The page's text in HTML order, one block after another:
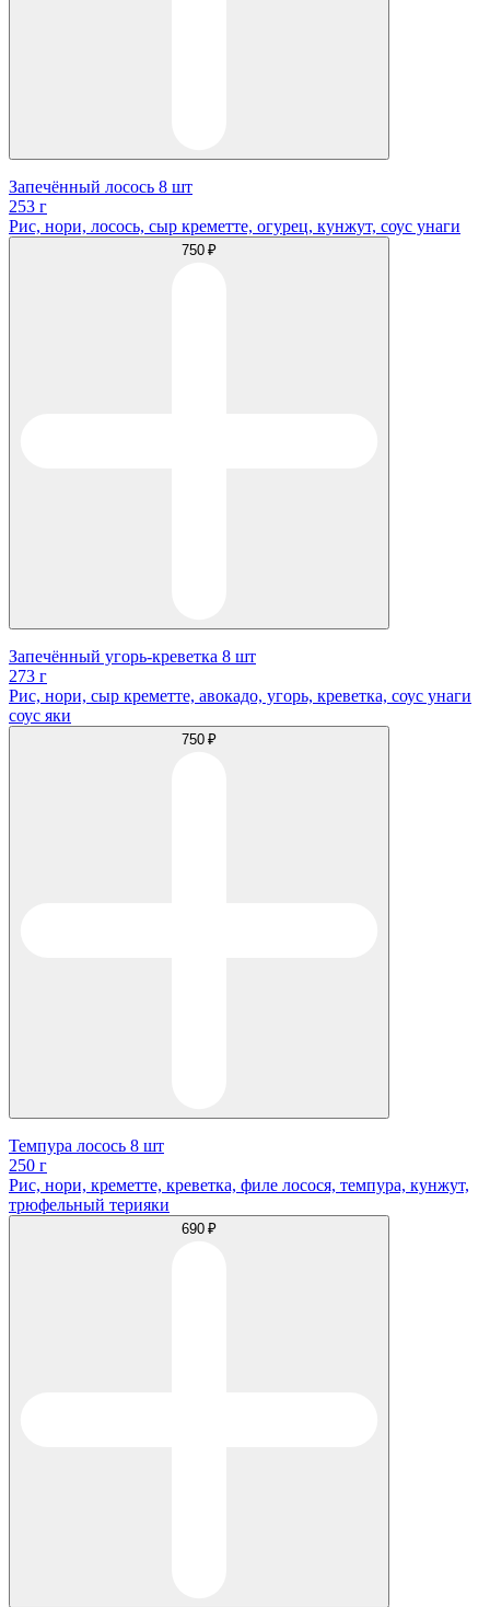
Запечённый лосось 8 шт
253 г
Рис, нори, лосось, сыр креметте, огурец, кунжут, соус унаги
750 ₽
Запечённый угорь-креветка 8 шт
273 г
Рис, нори, сыр креметте, авокадо, угорь, креветка, соус унаги
соус яки
750 ₽
Темпура лосось 8 шт
250 г
Рис, нори, креметте, креветка, филе лосося, темпура, кунжут,
трюфельный терияки
690 ₽